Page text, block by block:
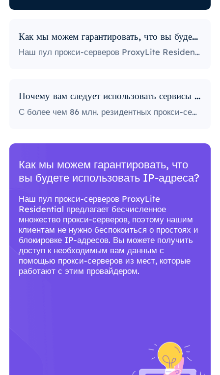
Как мы можем гарантировать, что вы будете использовать IP-адреса?
Наш пул прокси-серверов ProxyLite Residential предлагает бесчисленное множество прокси-серверов, поэтому нашим клиентам не нужно беспокоиться о простоях и блокировке IP-адресов. Вы можете получить доступ к необходимым вам данным с помощью прокси-серверов из мест, которые работают с этим провайдером.
Почему вам следует использовать сервисы ProxyLite для прокси?
С более чем 86 млн. резидентных прокси-серверов по всему миру ProxyLite является лучшим выбором для настоящих прокси-серверов.
Почему вам следует использовать
сервисы ProxyLite для прокси?
С более чем 86 млн. резидентных прокси-
серверов по всему миру ProxyLite является
лучшим выбором для настоящих прокси-
серверов.